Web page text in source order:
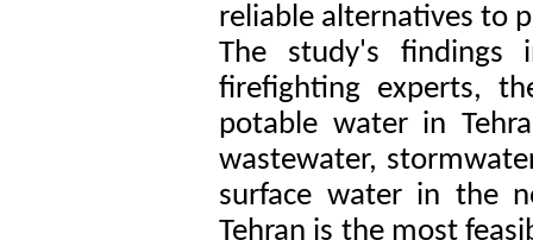
reliable alternatives to
The study's findings
firefighting experts,
potable water in
wastewater,
surface water in the
Tehran is the most